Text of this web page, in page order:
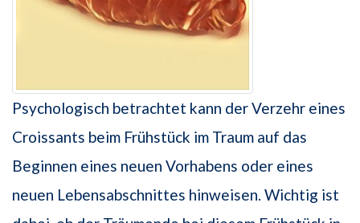
Psychologisch betrachtet kann der Verzehr eines
Croissants beim Frühstück im Traum auf das
Beginnen eines neuen Vorhabens oder eines
neuen Lebensabschnittes hinweisen. Wichtig ist